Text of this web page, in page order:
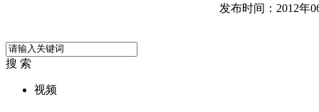
发布时间：2012年
搜 索
视频